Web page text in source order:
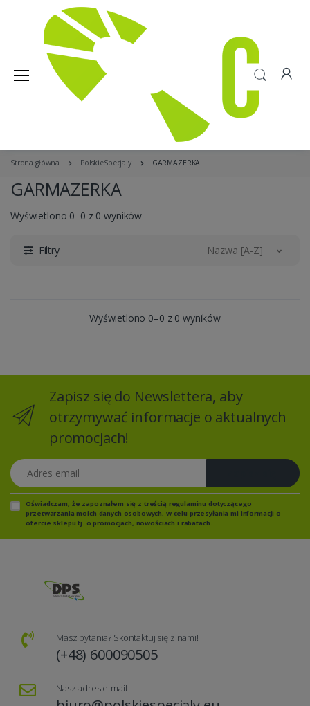
Strona główna PolskieSpecjaly GARMAZERKA
GARMAZERKA
Wyświetlono 0–0 z 0 wyników
Filtry Nazwa [A-Z]
Wyświetlono 0–0 z 0 wyników
Zapisz się do Newslettera, aby
otrzymywać informacje o aktualnych
promocjach!
Adres email
Oświadczam, że zapoznałem się z treścią regulaminu dotyczącego
przetwarzania moich danych osobowych, w celu przesyłania mi informacji o
ofercie sklepu tj. o promocjach, nowościach i rabatach.
Masz pytania? Skontaktuj się z nami!
(+48) 600090505
Nasz adres e-mail